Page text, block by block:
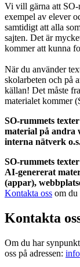
Vi vill gärna att SO-
exempel av elever
samtidigt att alla
sajten. Det är
kommer att kunna
När du använder
skolarbeten och på
källan! Det måste
materialet kommer
SO-rummets
material på andra
interna nätverk
SO-rummets
AI-genererat
(appar),
Kontakta oss om du
Kontakta
Om du har
oss på adressen: